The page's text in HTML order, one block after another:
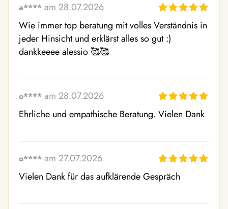
a**** am 28.07.2026
Wie immer top beratung mit volles Verständnis in
jeder Hinsicht und erklärst alles so gut :)
dankkeeee alessio 🥰🥰
o**** am 28.07.2026
Ehrliche und empathische Beratung. Vielen Dank
o**** am 27.07.2026
Vielen Dank für das aufklärende Gespräch